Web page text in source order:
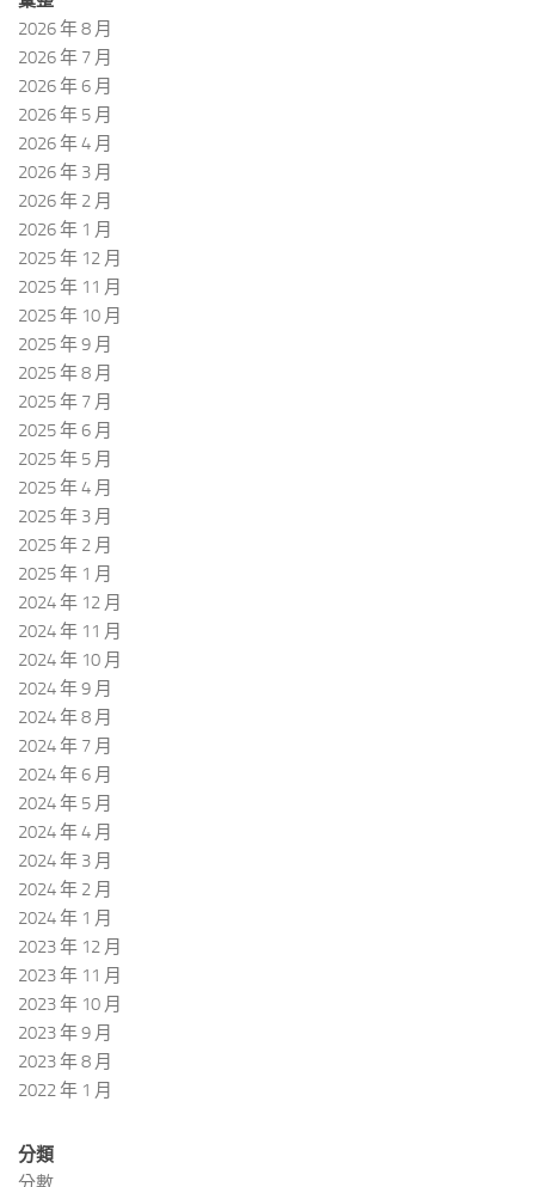
2026 年 8 月
2026 年 7 月
2026 年 6 月
2026 年 5 月
2026 年 4 月
2026 年 3 月
2026 年 2 月
2026 年 1 月
2025 年 12 月
2025 年 11 月
2025 年 10 月
2025 年 9 月
2025 年 8 月
2025 年 7 月
2025 年 6 月
2025 年 5 月
2025 年 4 月
2025 年 3 月
2025 年 2 月
2025 年 1 月
2024 年 12 月
2024 年 11 月
2024 年 10 月
2024 年 9 月
2024 年 8 月
2024 年 7 月
2024 年 6 月
2024 年 5 月
2024 年 4 月
2024 年 3 月
2024 年 2 月
2024 年 1 月
2023 年 12 月
2023 年 11 月
2023 年 10 月
2023 年 9 月
2023 年 8 月
2022 年 1 月
分類